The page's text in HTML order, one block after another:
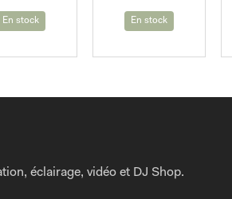
était :
est :
En stock En stock
éclairage, vidéo et DJ Shop.